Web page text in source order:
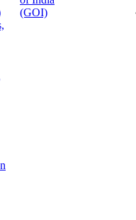
(GOI)